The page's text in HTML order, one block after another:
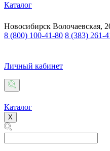
Каталог
Новосибирск Волочаевская,
8 (800) 100-41-80 8 (383) 261-
Личный кабинет
Каталог
X